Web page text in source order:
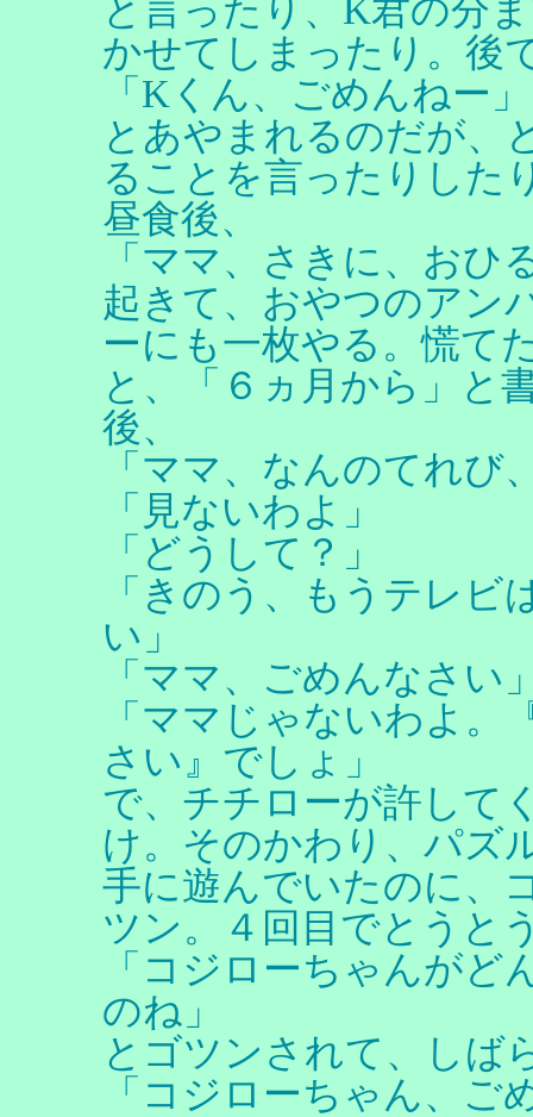
と言ったり、K君の分
かせてしまったり。後
「Kくん、ごめんねー」
とあやまれるのだが、
ることを言ったりした
昼食後、
「ママ、さきに、おひ
起きて、おやつのアン
ーにも一枚やる。慌て
と、「６ヵ月から」と
後、
「ママ、なんのてれび
「見ないわよ」
「どうして？」
「きのう、もうテレビ
い」
「ママ、ごめんなさい
「ママじゃないわよ。
さい』でしょ」
で、チチローが許して
け。そのかわり、パズ
手に遊んでいたのに、
ツン。４回目でとうと
「コジローちゃんがど
のね」
とゴツンされて、しば
「コジローちゃん、ご